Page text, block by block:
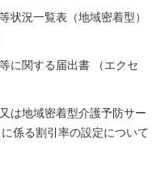
状況一覧表（地域密着型）
に関する届出書 （エクセ
は地域密着型介護予防サー
係る割引率の設定について